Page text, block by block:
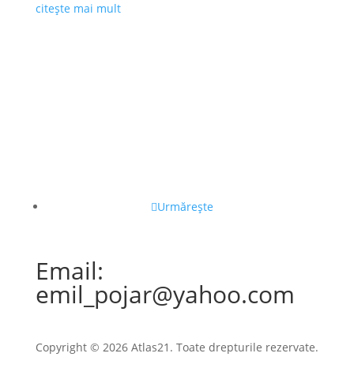
citește mai mult
Urmărește
Email:
emil_pojar@yahoo.com
Copyright © 2026 Atlas21. Toate drepturile rezervate.